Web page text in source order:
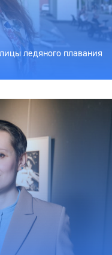
ледяного плавания